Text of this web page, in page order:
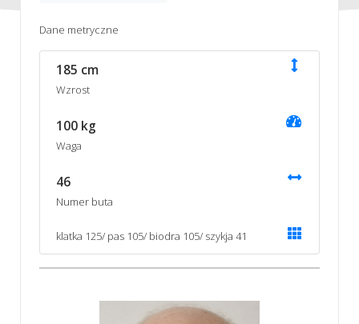
Dane metryczne
185 cm
Wzrost
100 kg
Waga
46
Numer buta
klatka 125/ pas 105/ biodra 105/ szykja 41